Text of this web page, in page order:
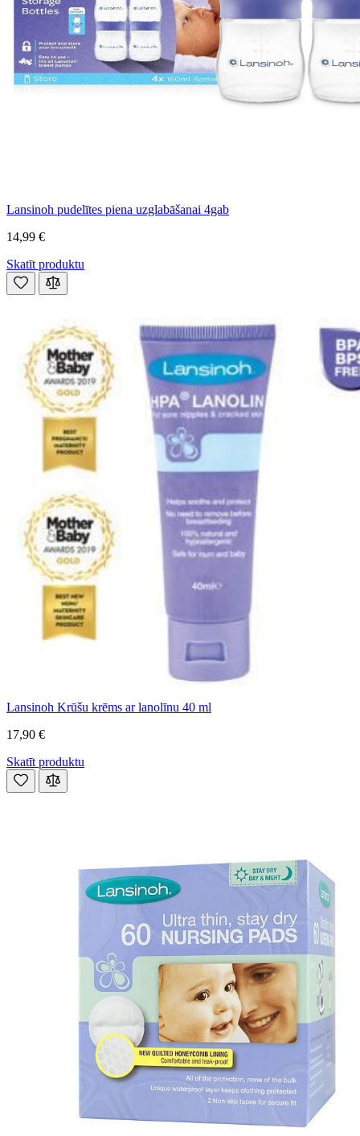
Lansinoh pudelītes piena uzglabāšanai 4gab
14,99 €
Skatīt produktu
Lansinoh Krūšu krēms ar lanolīnu 40 ml
17,90 €
Skatīt produktu